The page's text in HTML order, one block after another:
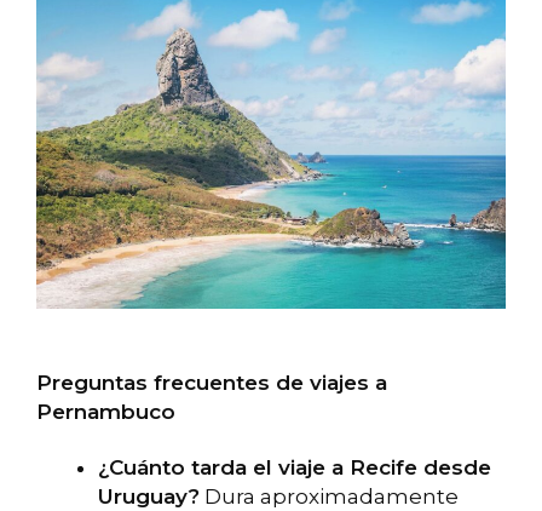
Preguntas frecuentes de viajes a
Pernambuco
¿Cuánto tarda el viaje a Recife desde
Uruguay? Dura aproximadamente